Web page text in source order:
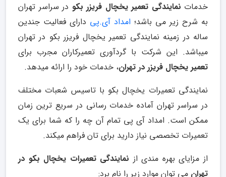
خدمات نمایندگی تعمیر یخچال فریزر بکو در سراسر تهران
به شرح زیر می باشد؛ امداد آی.پی دارای فعالیت جندین
ساله در زمینه نمایندگی تعمیر یخچال فریزر بکو در تهران
میباشد. این شرکت با گردآوری تعمیرکاران مجرب برای
تعمیر یخچال فریزر در تهران، خدمات خود را ارائه میدهد.
نمایندگی تعمیرات یخچال بکو با تاسیس شعبات مختلف
در سراسر تهران آماده خدمات رسانی در سریع ترین زمان
ممکن است. امداد آی پی تمام آن چه را که شما برای یک
تعمیرات تخصصی نیاز دارید برای تان فراهم می­کند.
از مزایای بهره مندی از نمایندگی تعمیرات یخچال بکو در
تهران می توان موارد زیر را نام برد: